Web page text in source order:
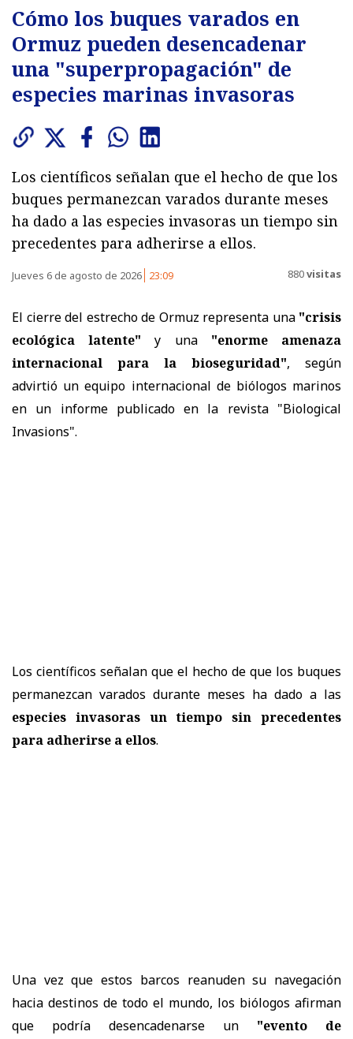
Cómo los buques varados en
Ormuz pueden desencadenar
una "superpropagación" de
especies marinas invasoras
Los científicos señalan que el hecho de que los
buques permanezcan varados durante meses
ha dado a las especies invasoras un tiempo sin
precedentes para adherirse a ellos.
Jueves 6 de agosto de 2026 23:09 880visitas
El cierre del estrecho de Ormuz representa una"crisis
ecológica latente" y una "enorme amenaza
internacional para la bioseguridad", según
advirtió un equipo internacional de biólogos marinos
en un informe publicado en la revista "Biological
Invasions".
Los científicos señalan que el hecho de que los buques
permanezcan varados durante meses ha dado a las
especies invasoras un tiempo sin precedentes
para adherirse a ellos.
Una vez que estos barcos reanuden su navegación
hacia destinos de todo el mundo, los biólogos afirman
que podría desencadenarse un "evento de